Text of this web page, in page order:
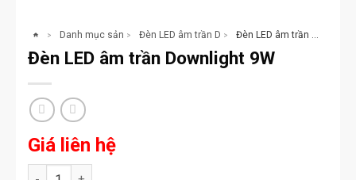
> Danh mục sản phẩm
> Đèn LED âm trần Downlight
> Đèn LED âm trần Downlight 9W
Đèn LED âm trần Downlight 9W
Giá liên hệ
Đèn LED âm trần Downlight 9W số lượng